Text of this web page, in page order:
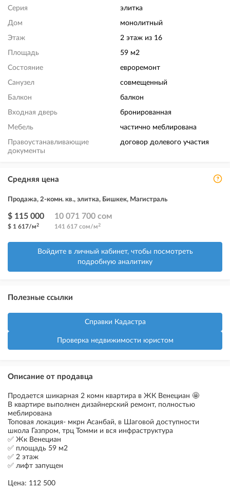
Серия элитка
Дом монолитный
Этаж 2 этаж из 16
Площадь 59 м2
Состояние евроремонт
Санузел совмещенный
Балкон балкон
Входная дверь бронированная
Мебель частично меблирована
Правоустанавливающие
документы
договор долевого участия
Средняя цена
Продажа, 2-комн. кв., элитка, Бишкек, Магистраль
$ 115 000
$ 1 617/м2
10 071 700 сом
141 617 сом/м2
Войдите в личный кабинет, чтобы посмотреть
подробную аналитику
Полезные ссылки
Справки Кадастра
Проверка недвижимости юристом
Описание от продавца
Продается шикарная 2 комн квартира в ЖК Венециан 🤩
В квартире выполнен дизайнерский ремонт, полностью
меблирована
Топовая локация- мкрн Асанбай, в Шаговой доступности
школа Газпром, трц Томми и вся инфраструктура
✅ Жк Венециан
✅ площадь 59 м2
✅ 2 этаж
✅ лифт запущен
Цена: 112 500